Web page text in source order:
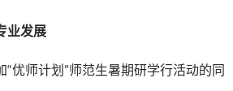
业发展
“优师计划”师范生暑期研学行活动的同